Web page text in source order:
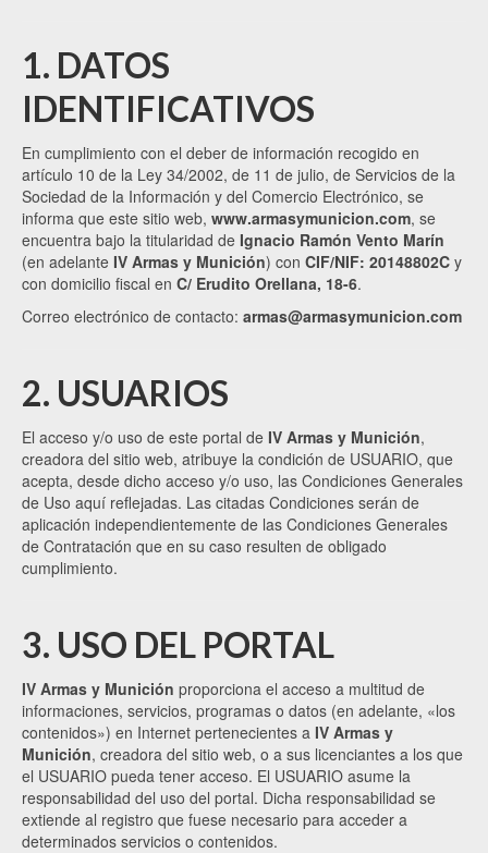
1. DATOS
IDENTIFICATIVOS
En cumplimiento con el deber de información recogido en
artículo 10 de la Ley 34/2002, de 11 de julio, de Servicios de la
Sociedad de la Información y del Comercio Electrónico, se
informa que este sitio web, www.armasymunicion.com, se
encuentra bajo la titularidad de Ignacio Ramón Vento Marín
(en adelante IV Armas y Munición) con CIF/NIF: 20148802C y
con domicilio fiscal en C/ Erudito Orellana, 18-6.
Correo electrónico de contacto: armas@armasymunicion.com
2. USUARIOS
El acceso y/o uso de este portal de IV Armas y Munición,
creadora del sitio web, atribuye la condición de USUARIO, que
acepta, desde dicho acceso y/o uso, las Condiciones Generales
de Uso aquí reflejadas. Las citadas Condiciones serán de
aplicación independientemente de las Condiciones Generales
de Contratación que en su caso resulten de obligado
cumplimiento.
3. USO DEL PORTAL
IV Armas y Munición proporciona el acceso a multitud de
informaciones, servicios, programas o datos (en adelante, «los
contenidos») en Internet pertenecientes a IV Armas y
Munición, creadora del sitio web, o a sus licenciantes a los que
el USUARIO pueda tener acceso. El USUARIO asume la
responsabilidad del uso del portal. Dicha responsabilidad se
extiende al registro que fuese necesario para acceder a
determinados servicios o contenidos.